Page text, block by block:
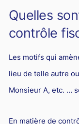
Quelles
contrôle
Les motifs qui
lieu de telle autre
Monsieur A, etc. …
En matière de